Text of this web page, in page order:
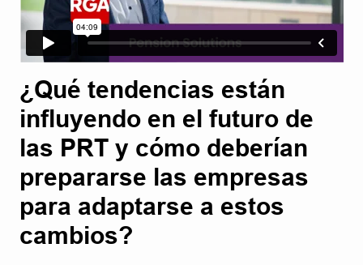
¿Qué tendencias están
influyendo en el futuro de
las PRT y cómo deberían
prepararse las empresas
para adaptarse a estos
cambios?